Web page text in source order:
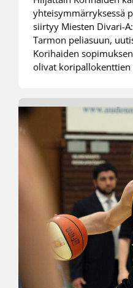
yhteisymmärryksessä
siirtyy Miesten Divari-
Tarmon peliasuun,
Korihaiden
olivat koripallokenttien